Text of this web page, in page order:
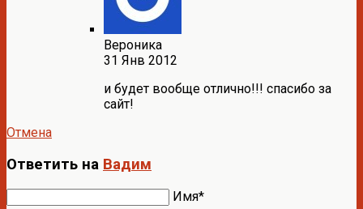
Вероника
31 Янв 2012
и будет вообще отлично!!! спасибо за
сайт!
Отмена
Ответить на Вадим
Имя*